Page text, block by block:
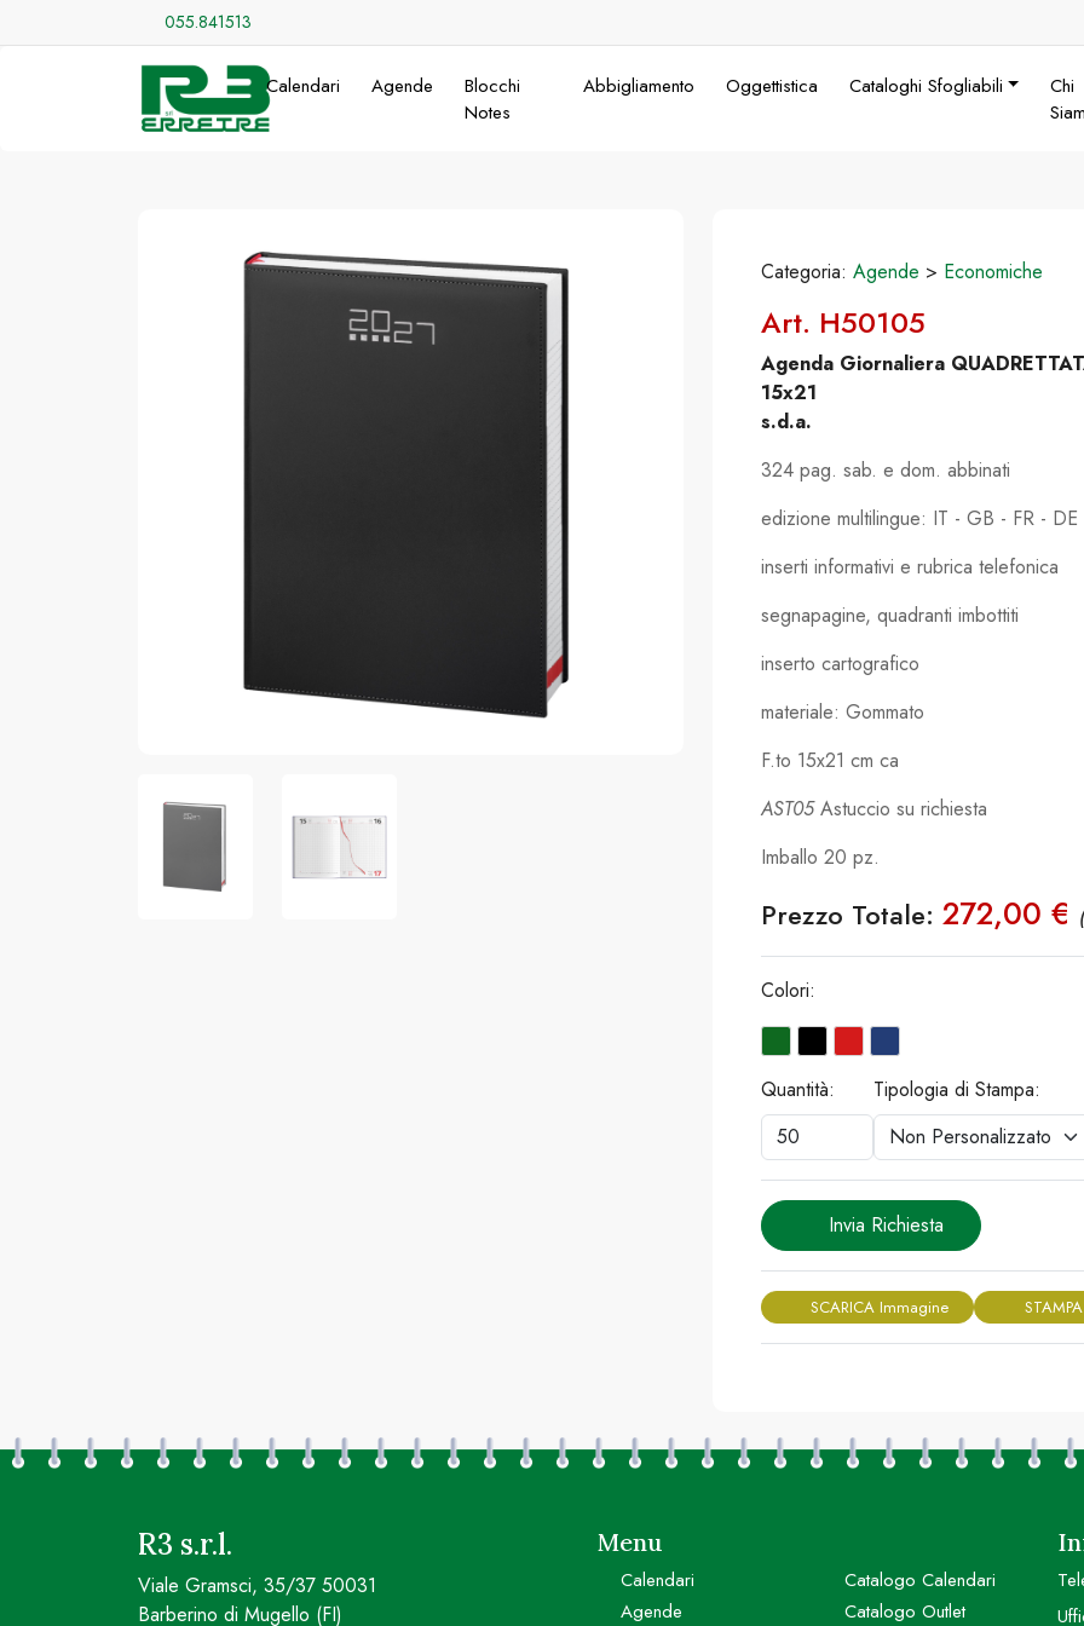
055.841513
Calendari Agende
Blocchi
Notes
Abbigliamento Oggettistica Cataloghi Sfogliabili
Chi
Categoria: Agende > Economiche
Art. H50105
Agenda Giornaliera
15x21
s.d.a.
324 pag. sab. e dom. abbinati
edizione multilingue: IT - GB - FR - DE
inserti informativi e rubrica telefonica
segnapagine, quadranti imbottiti
inserto cartografico
materiale: Gommato
F.to 15x21 cm ca
AST05Astuccio su richiesta
Imballo 20 pz.
Prezzo Totale: 272,00 €
Colori:
Quantità: Tipologia di Stampa:
Invia Richiesta
SCARICA Immagine
R3 s.r.l.
Viale Gramsci, 35/37 50031
Barberino di Mugello (FI)
Menu
Calendari
Agende
Catalogo Calendari
Catalogo Outlet